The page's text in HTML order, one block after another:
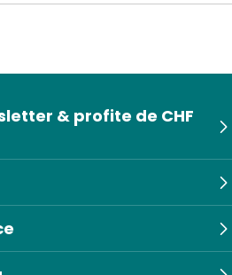
& profite de CHF